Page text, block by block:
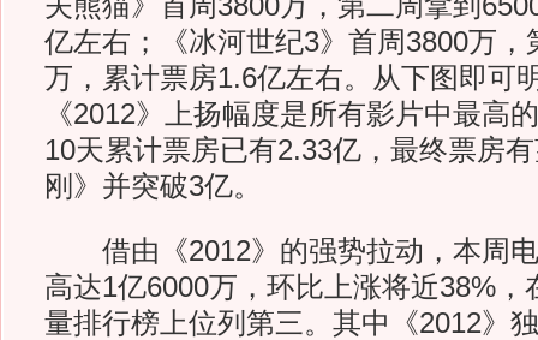
亿左右；《冰河世纪3》首周3800万，
万，累计票房1.6亿左右。从下图即可
《2012》上扬幅度是所有影片中最高
10天累计票房已有2.33亿，最终票房
刚》并突破3亿。
借由《2012》的强势拉动，本周电
高达1亿6000万，环比上涨将近38%，
量排行榜上位列第三。其中《2012》